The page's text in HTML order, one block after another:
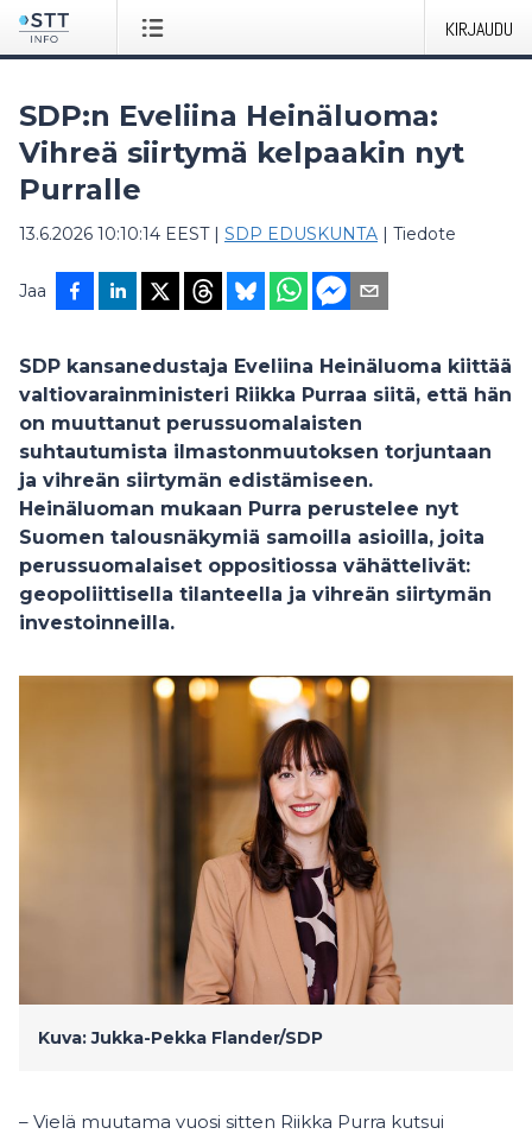
KIRJAUDU
SDP:n Eveliina Heinäluoma:
Vihreä siirtymä kelpaakin nyt
Purralle
13.6.2026 10:10:14 EEST| SDP EDUSKUNTA | Tiedote
Jaa
SDP kansanedustaja Eveliina Heinäluoma kiittää
valtiovarainministeri Riikka Purraa siitä, että hän
on muuttanut perussuomalaisten
suhtautumista ilmastonmuutoksen torjuntaan
ja vihreän siirtymän edistämiseen.
Heinäluoman mukaan Purra perustelee nyt
Suomen talousnäkymiä samoilla asioilla, joita
perussuomalaiset oppositiossa vähättelivät:
geopoliittisella tilanteella ja vihreän siirtymän
investoinneilla.
Kuva: Jukka-Pekka Flander/SDP
– Vielä muutama vuosi sitten Riikka Purra kutsui